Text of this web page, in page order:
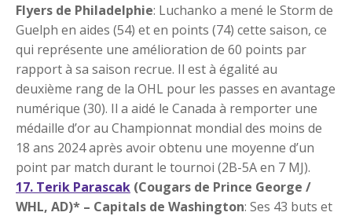
Flyers de Philadelphie: Luchanko a mené le Storm de
Guelph en aides (54) et en points (74) cette saison, ce
qui représente une amélioration de 60 points par
rapport à sa saison recrue. Il est à égalité au
deuxième rang de la OHL pour les passes en avantage
numérique (30). Il a aidé le Canada à remporter une
médaille d’or au Championnat mondial des moins de
18 ans 2024 après avoir obtenu une moyenne d’un
point par match durant le tournoi (2B-5A en 7 MJ).
17. Terik Parascak (Cougars de Prince George /
WHL, AD)* – Capitals de Washington: Ses 43 buts et